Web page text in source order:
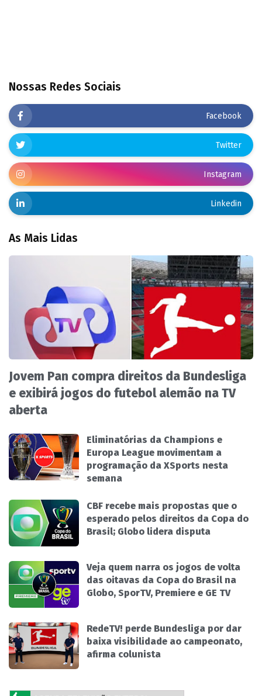
Nossas Redes Sociais
Facebook
Twitter
Instagram
Linkedin
As Mais Lidas
Jovem Pan compra direitos da Bundesliga
e exibirá jogos do futebol alemão na TV
aberta
Eliminatórias da Champions e
Europa League movimentam a
programação da XSports nesta
semana
CBF recebe mais propostas que o
esperado pelos direitos da Copa do
Brasil; Globo lidera disputa
Veja quem narra os jogos de volta
das oitavas da Copa do Brasil na
Globo, SporTV, Premiere e GE TV
RedeTV! perde Bundesliga por dar
baixa visibilidade ao campeonato,
afirma colunista